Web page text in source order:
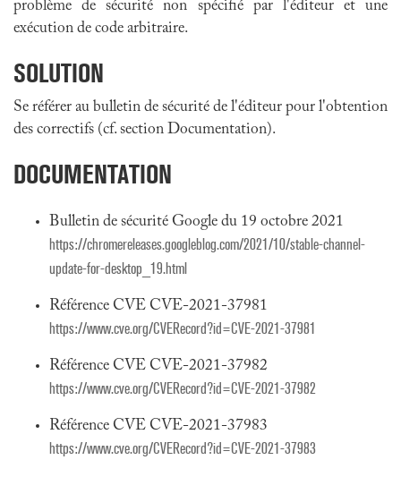
problème de sécurité non spécifié par l'éditeur et une
exécution de code arbitraire.
SOLUTION
Se référer au bulletin de sécurité de l'éditeur pour l'obtention
des correctifs (cf. section Documentation).
DOCUMENTATION
Bulletin de sécurité Google du 19 octobre 2021
https://chromereleases.googleblog.com/2021/10/stable-channel-
update-for-desktop_19.html
Référence CVE CVE-2021-37981
https://www.cve.org/CVERecord?id=CVE-2021-37981
Référence CVE CVE-2021-37982
https://www.cve.org/CVERecord?id=CVE-2021-37982
Référence CVE CVE-2021-37983
https://www.cve.org/CVERecord?id=CVE-2021-37983